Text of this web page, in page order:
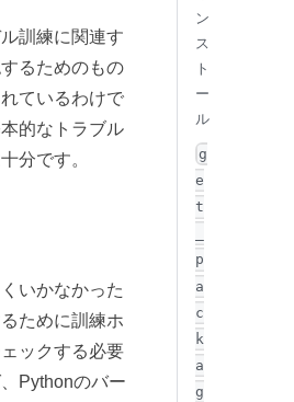
訓練に関連す
るためのもの
ているわけで
的なトラブル
分です。
いかなかった
ために訓練ホ
ックする必要
Pythonのバー
ン
ス
ト
ー
ル
g
e
t
p
a
c
k
a
g